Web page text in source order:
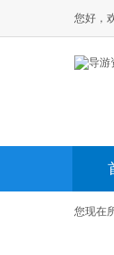
您好，
您现在